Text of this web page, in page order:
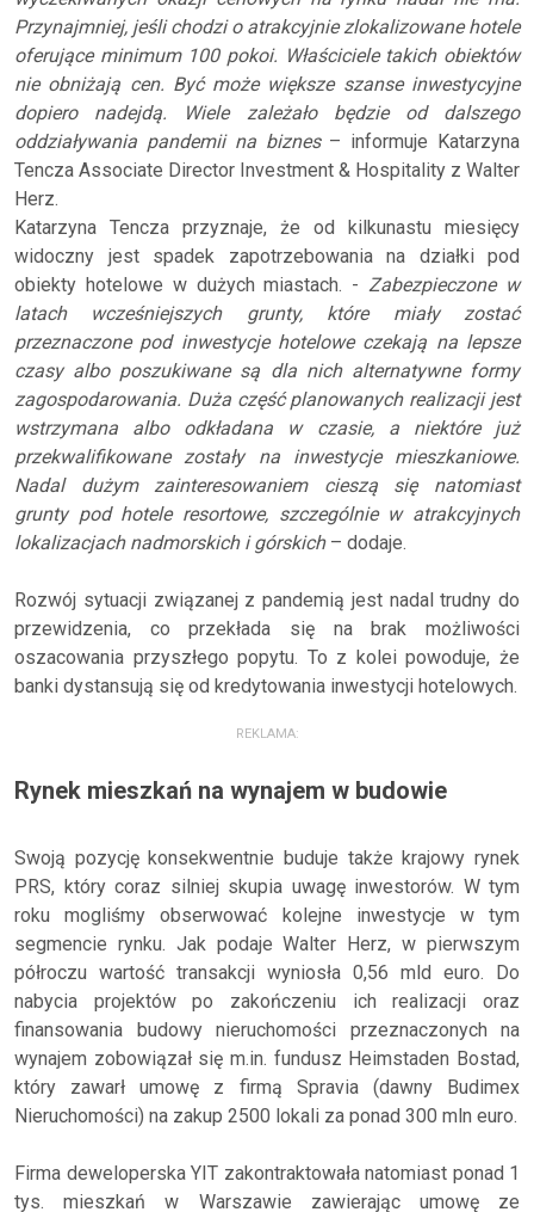
Przynajmniej, jeśli chodzi o atrakcyjnie zlokalizowane hotele
oferujące minimum 100 pokoi. Właściciele takich obiektów
nie obniżają cen. Być może większe szanse inwestycyjne
dopiero nadejdą. Wiele zależało będzie od dalszego
oddziaływania pandemii na biznes– informuje Katarzyna
Tencza Associate Director Investment & Hospitality z Walter
Herz.
Katarzyna Tencza przyznaje, że od kilkunastu miesięcy
widoczny jest spadek zapotrzebowania na działki pod
obiekty hotelowe w dużych miastach. -Zabezpieczone w
latach wcześniejszych grunty, które miały zostać
przeznaczone pod inwestycje hotelowe czekają na lepsze
czasy albo poszukiwane są dla nich alternatywne formy
zagospodarowania. Duża część planowanych realizacji jest
wstrzymana albo odkładana w czasie, a niektóre już
przekwalifikowane zostały na inwestycje mieszkaniowe.
Nadal dużym zainteresowaniem cieszą się natomiast
grunty pod hotele resortowe, szczególnie w atrakcyjnych
lokalizacjach nadmorskich i górskich– dodaje.
Rozwój sytuacji związanej z pandemią jest nadal trudny do
przewidzenia, co przekłada się na brak możliwości
oszacowania przyszłego popytu. To z kolei powoduje, że
banki dystansują się od kredytowania inwestycji hotelowych.
REKLAMA:
Rynek mieszkań na wynajem w budowie
Swoją pozycję konsekwentnie buduje także krajowy rynek
PRS, który coraz silniej skupia uwagę inwestorów. W tym
roku mogliśmy obserwować kolejne inwestycje w tym
segmencie rynku. Jak podaje Walter Herz, w pierwszym
półroczu wartość transakcji wyniosła 0,56 mld euro. Do
nabycia projektów po zakończeniu ich realizacji oraz
finansowania budowy nieruchomości przeznaczonych na
wynajem zobowiązał się m.in. fundusz Heimstaden Bostad,
który zawarł umowę z firmą Spravia (dawny Budimex
Nieruchomości) na zakup 2500 lokali za ponad 300 mln euro.
Firma deweloperska YIT zakontraktowała natomiast ponad 1
tys. mieszkań w Warszawie zawierając umowę ze